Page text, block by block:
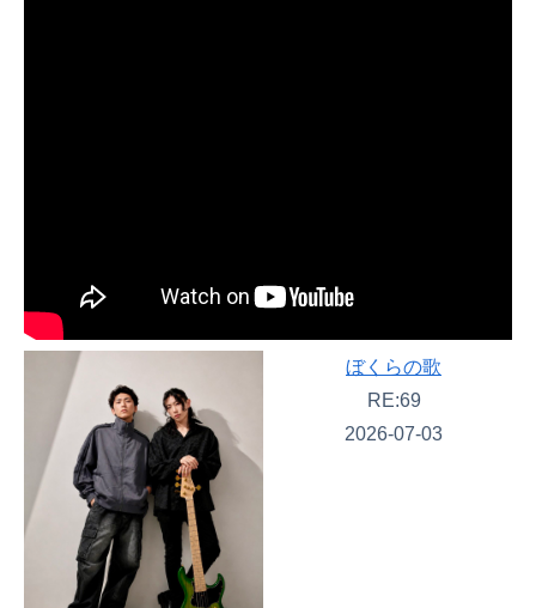
ぼくらの歌
RE:69
2026-07-03